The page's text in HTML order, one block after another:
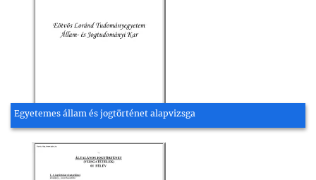
Egyetemes állam és jogtörténet alapvizsga